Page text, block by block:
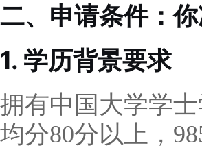
二、申请条件：
1. 学历背景要求
拥有中国大学学
均分80分以上，